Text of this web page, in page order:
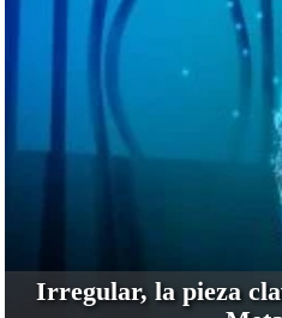
Irregular, la pieza